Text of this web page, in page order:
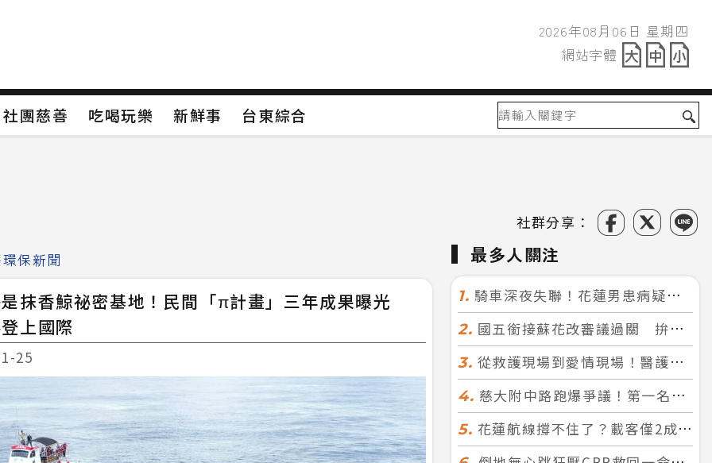
2026年08月06日
網站字體
社團慈善 吃喝玩樂 新鮮事
台東綜合
社群分享：
保新聞
抹香鯨祕密基地！民間「π計畫」三年成果曝光
上國際
25
最多人關注
1. 騎車深夜失聯！花蓮男患病疑迷途 警徒步百米急尋救回一命
2. 國五銜接蘇花改審議過關 拚明年七月前開工！台北花蓮2小時生活圈成形
3. 從救護現場到愛情現場！醫護×消防浪漫聯誼 32人配對成功5對
4. 慈大附中路跑爆爭議！第一名遭拔又改並列 家長怒：難以接受
5. 花蓮航線撐不住了？載客僅2成、年虧7000萬 華信喊：真的快飛不下去
2026年08月06日 星期四
網站字體
社團慈善 吃喝玩樂 新鮮事 台東綜合